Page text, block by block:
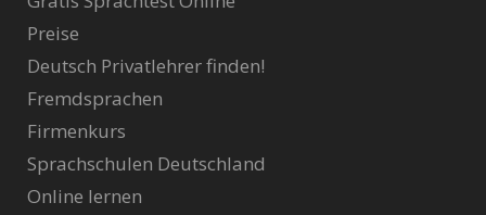
Preise
Deutsch Privatlehrer finden!
Fremdsprachen
Firmenkurs
Sprachschulen Deutschland
Online lernen